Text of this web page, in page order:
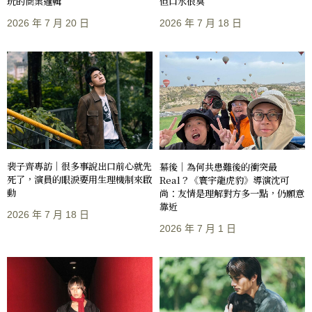
2026 年 7 月 20 日 2026 年 7 月 18 日
裴子齊專訪｜很多事說出口前心就先
死了，演員的眼淚要用生理機制來啟
動
2026 年 7 月 18 日
幕後｜為何共患難後的衝突最
Real？《寰宇龍虎豹》導演沈可
尚：友情是理解對方多一點，仍願意
靠近
2026 年 7 月 1 日